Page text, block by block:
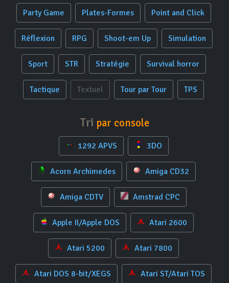
Party Game Plates-Formes Point and Click
Réflexion RPG Shoot-em Up Simulation
Sport STR Stratégie Survival horror
Tactique Textuel Tour par Tour TPS
Tri par console
1292 APVS 3DO
Acorn Archimedes Amiga CD32
Amiga CDTV Amstrad CPC
Apple II/Apple DOS Atari 2600
Atari 5200 Atari 7800
Atari DOS 8-bit/XEGS Atari ST/Atari TOS